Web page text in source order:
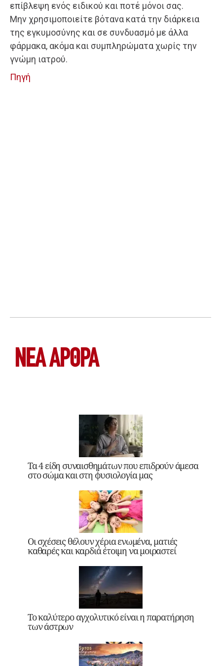
επίβλεψη ενός ειδικού και ποτέ μόνοι σας.
Μην χρησιμοποιείτε βότανα κατά την διάρκεια
της εγκυμοσύνης και σε συνδυασμό με άλλα
φάρμακα, ακόμα και συμπληρώματα χωρίς την
γνώμη ιατρού.
Πηγή
ΝΕΑ ΆΡΘΡΑ
Τα 4 είδη συναισθημάτων που επιδρούν άμεσα
στο σώμα και στη φυσιολογία μας
Οι σχέσεις θέλουν χέρια ενωμένα, ματιές
καθαρές και καρδιά έτοιμη να μοιραστεί
Το καλύτερο αγχολυτικό είναι η παρατήρηση
των άστρων